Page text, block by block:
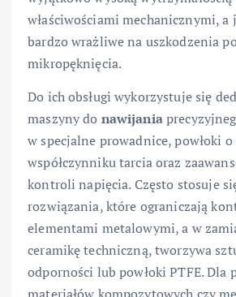
właściwościami mechanicznymi, a
bardzo wrażliwe na uszkodzenia
mikropęknięcia.
Do ich obsługi wykorzystuje się
maszyny do nawijania
w specjalne prowadnice, powłoki
współczynniku tarcia oraz
kontroli napięcia. Często stosuje
rozwiązania, które ograniczają
elementami metalowymi, a w
ceramikę techniczną, tworzywa
odporności lub powłoki PTFE. Dla